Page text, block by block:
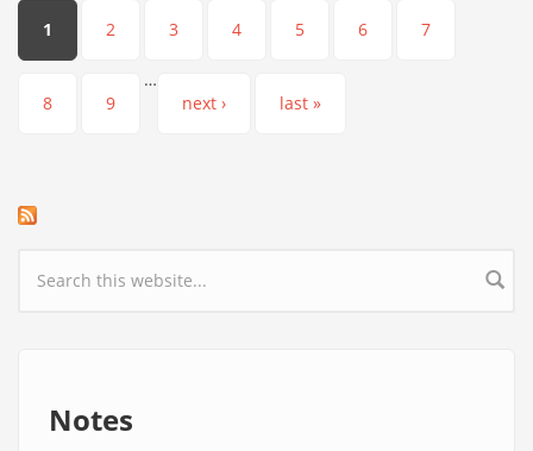
Pages
1 2 3 4 5 6 7
8 9
…
next ›
last »
Search form
Notes